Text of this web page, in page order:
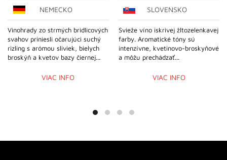
NEMECKO
Vinohrady zo strmých bridlicových
svahov priniesli očarujúci suchý
rizling s arómou sliviek, bielych
broskýň a kvetov bazy čiernej...
VIAC INFO
SLOVENSKO
Svieže víno iskrivej žltozelenkavej
farby. Aromatické tóny sú
intenzívne, kvetinovo-broskyňové
a môžu prechádzať...
VIAC INFO